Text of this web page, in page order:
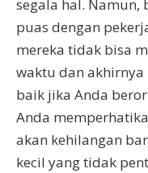
segala hal. Namun,
puas dengan
mereka tidak bisa
waktu dan akhirnya
baik jika Anda
Anda
akan kehilangan
kecil yang tidak